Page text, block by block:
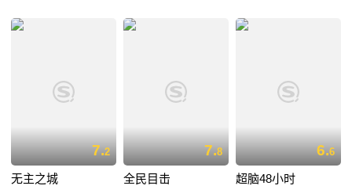
7.2
无主之城
7.8
全民目击
6.6
超脑48小时